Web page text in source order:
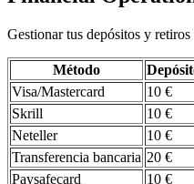
Gestionar tus depósitos y
Método
Visa/Mastercard
10 €
Skrill
10 €
Neteller
10 €
Transferencia bancaria 20 €
Paysafecard
10 €